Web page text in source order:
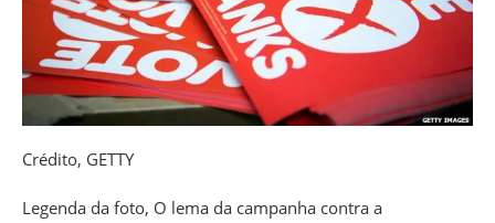
Crédito, GETTY
Legenda da foto, O lema da campanha contra a